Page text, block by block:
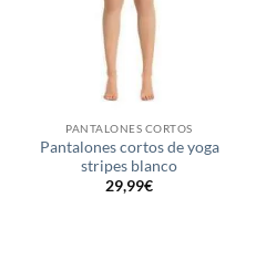
PANTALONES CORTOS
Pantalones cortos de yoga
stripes blanco
29,99€